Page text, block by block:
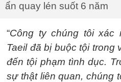
ẩn quay lén suốt 6 năm
“Công ty chúng tôi xác
Taeil đã bị buộc tội trong
đến tội phạm tình dục.
sự thật liên quan, chúng